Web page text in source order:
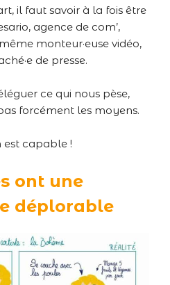
il faut savoir à la fois être
agence de com’,
monteur·euse vidéo,
de presse.
ce qui nous pèse,
forcément les moyens.
est capable !
ont une
déplorable